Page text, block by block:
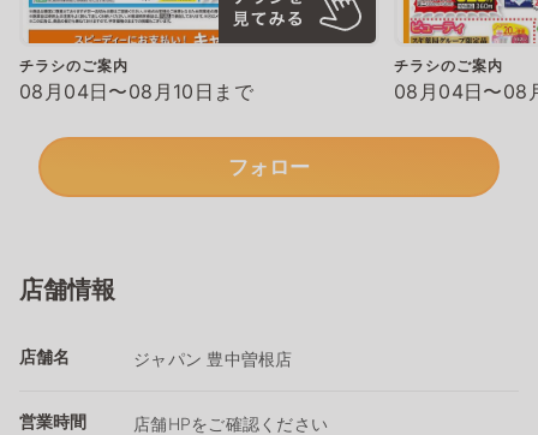
チラシのご案内
08月04日〜08月10日まで
チラシのご案内
08月04日〜08
フォロー
店舗情報
店舗名 ジャパン 豊中曽根店
営業時間 店舗HPをご確認ください